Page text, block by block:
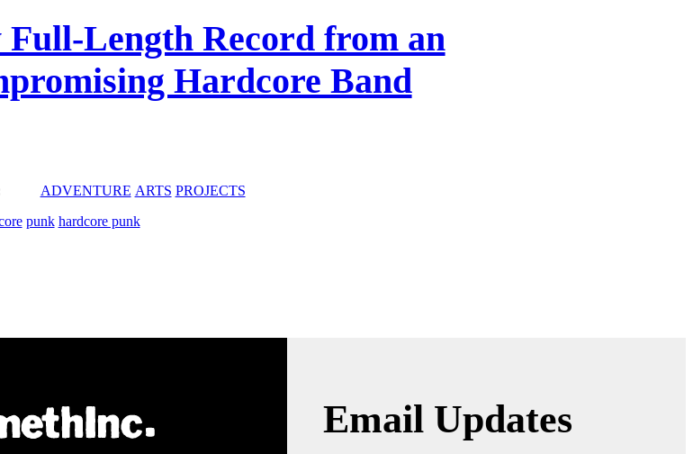
Full-Length Record from an
Hardcore Band
ADVENTURE ARTS PROJECTS
punk hardcore punk
Email Updates